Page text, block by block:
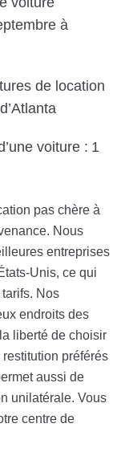
à
de location
voiture : 1
pas chère à
Nous
entreprises
Unis, ce qui
Nos
endroits des
liberté de choisir
préférés
aussi de
unilatérale. Vous
centre de